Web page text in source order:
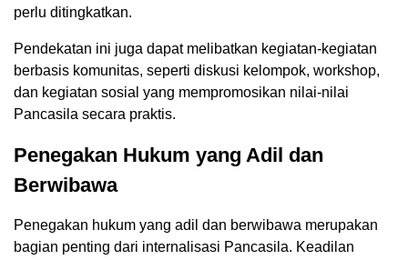
perlu ditingkatkan.
Pendekatan ini juga dapat melibatkan kegiatan-kegiatan
berbasis komunitas, seperti diskusi kelompok, workshop,
dan kegiatan sosial yang mempromosikan nilai-nilai
Pancasila secara praktis.
Penegakan Hukum yang Adil dan
Berwibawa
Penegakan hukum yang adil dan berwibawa merupakan
bagian penting dari internalisasi Pancasila. Keadilan